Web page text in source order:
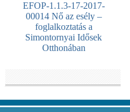
EFOP-1.1.3-17-2017-
00014 Nő az esély –
foglalkoztatás a
Simontornyai Idősek
Otthonában